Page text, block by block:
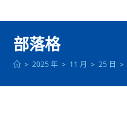
部落格
> 2025 年 > 11 月 > 25 日 >